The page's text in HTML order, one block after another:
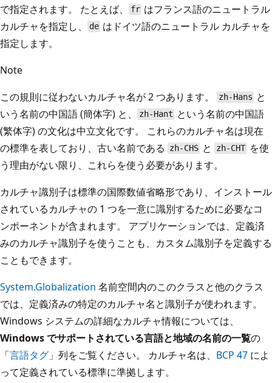
で指定されます。 たとえば、
fr はフランス語のニュートラル
カルチャを指定し、
de はドイツ語のニュートラル カルチャを
指定します。
Note
この規則に従わないカルチャ名が 2 つあります。
zh-Hans と
いう名前の中国語 (簡体字) と、
zh-Hant という名前の中国語
(繁体字) の文化は中立文化です。 これらのカルチャ名は現在
の標準を表しており、古い名前である
zh-CHS と zh-CHT を使
う理由がない限り、これらを使う必要があります。
カルチャ識別子は標準の国際数値省略形であり、インストール
されているカルチャの 1 つを一意に識別するために必要なコ
ンポーネントが含まれます。 アプリケーションでは、定義済
みのカルチャ識別子を使うことも、カスタム識別子を定義する
こともできます。
System.Globalization 名前空間内のこのクラスと他のクラス
では、定義済みの特定のカルチャ名と識別子が使われます。
Windows システムの詳細なカルチャ情報については、
Windows でサポートされている言語と地域の名前の一覧の
「言語タグ 」列をご覧ください。 カルチャ名は、 BCP 47 によ
って定義されている標準に準拠します。